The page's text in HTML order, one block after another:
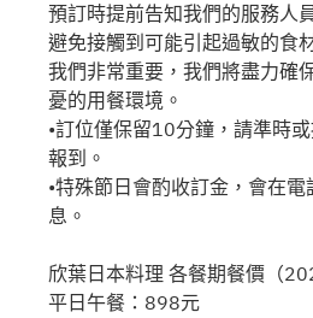
預訂時提前告知我們的服務人
避免接觸到可能引起過敏的食
我們非常重要，我們將盡力確
憂的用餐環境。
•訂位僅保留10分鐘，請準時
報到。
•特殊節日會酌收訂金，會在
息。
欣葉日本料理 各餐期餐價（
平日午餐：898元